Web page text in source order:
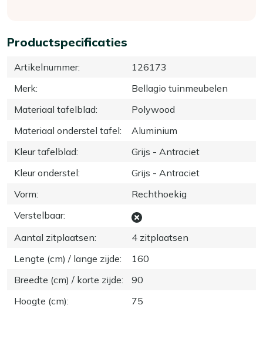
Productspecificaties
Artikelnummer:
126173
Merk:
Bellagio tuinmeubelen
Materiaal tafelblad:
Polywood
Materiaal onderstel tafel:
Aluminium
Kleur tafelblad:
Grijs - Antraciet
Kleur onderstel:
Grijs - Antraciet
Vorm:
Rechthoekig
Verstelbaar:
Aantal zitplaatsen:
4 zitplaatsen
Lengte (cm) / lange zijde:
160
Breedte (cm) / korte zijde:
90
Hoogte (cm): 75